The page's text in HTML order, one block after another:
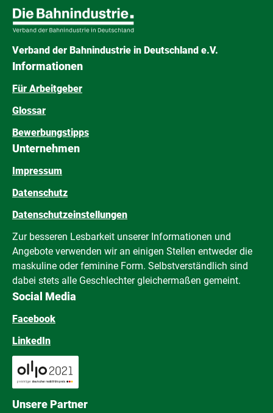
Verband der Bahnindustrie in Deutschland e.V.
Informationen
Für Arbeitgeber
Glossar
Bewerbungstipps
Unternehmen
Impressum
Datenschutz
Datenschutzeinstellungen
Zur besseren Lesbarkeit unserer Informationen und
Angebote verwenden wir an einigen Stellen entweder die
maskuline oder feminine Form. Selbstverständlich sind
dabei stets alle Geschlechter gleichermaßen gemeint.
Social Media
Facebook
LinkedIn
Unsere Partner